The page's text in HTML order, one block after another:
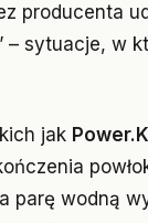
producenta
– sytuacje, w
jak
parę wodną